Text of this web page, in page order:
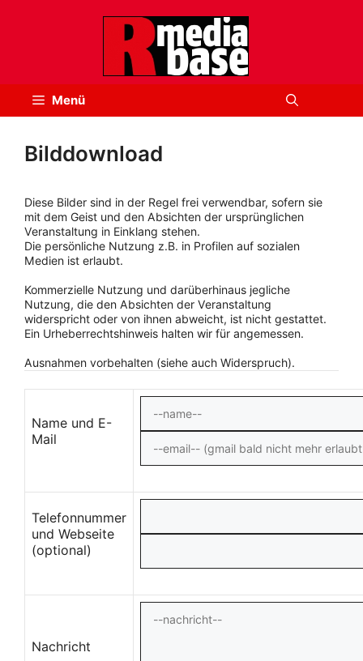
Menü
Bilddownload
Diese Bilder sind in der Regel frei verwendbar, sofern sie
mit dem Geist und den Absichten der ursprünglichen
Veranstaltung in Einklang stehen.
Die persönliche Nutzung z.B. in Profilen auf sozialen
Medien ist erlaubt.
Kommerzielle Nutzung und darüberhinaus jegliche
Nutzung, die den Absichten der Veranstaltung
widerspricht oder von ihnen abweicht, ist nicht gestattet.
Ein Urheberrechtshinweis halten wir für angemessen.
Ausnahmen vorbehalten (siehe auch Widerspruch).
Name und E-
Mail
Telefonnummer
und Webseite
(optional)
Nachricht